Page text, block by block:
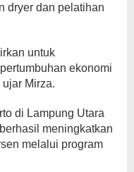
dryer dan pelatihan
untuk
ekonomi
ujar Mirza.
di Lampung Utara
meningkatkan
melalui program